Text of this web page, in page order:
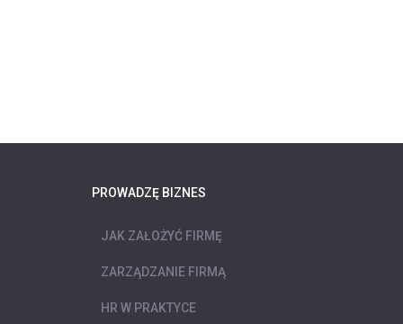
PROWADZĘ BIZNES
JAK ZAŁOŻYĆ FIRMĘ
ZARZĄDZANIE FIRMĄ
HR W PRAKTYCE